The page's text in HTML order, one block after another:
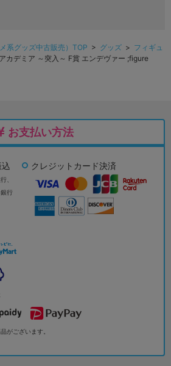
系グッズ中古販売）TOP > グッズ > フィギュ
カデミア ～突入～ F賞 エンデヴァー ;figure
お支払い方法
、
行
クレジットカード決済
がございます。